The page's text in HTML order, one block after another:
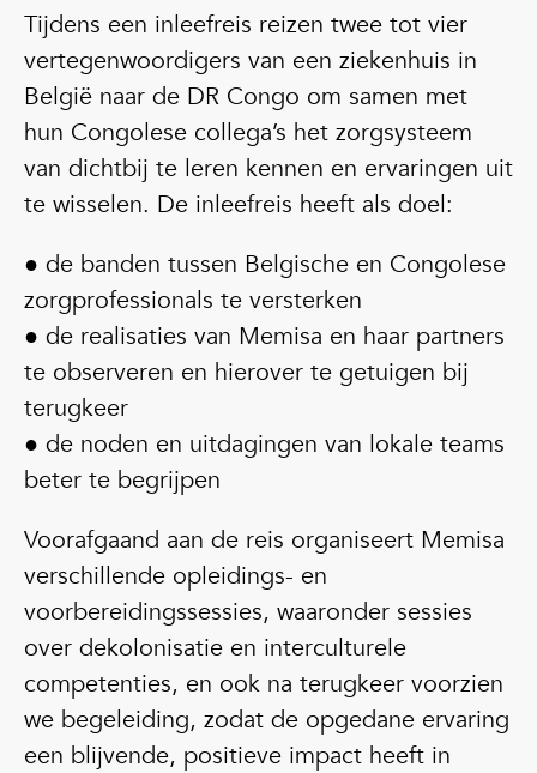
Tijdens een inleefreis reizen twee tot vier
vertegenwoordigers van een ziekenhuis in
België naar de DR Congo om samen met
hun Congolese collega’s het zorgsysteem
van dichtbij te leren kennen en ervaringen uit
te wisselen. De inleefreis heeft als doel:
● de banden tussen Belgische en Congolese
zorgprofessionals te versterken
● de realisaties van Memisa en haar partners
te observeren en hierover te getuigen bij
terugkeer
● de noden en uitdagingen van lokale teams
beter te begrijpen
Voorafgaand aan de reis organiseert Memisa
verschillende opleidings- en
voorbereidingssessies, waaronder sessies
over dekolonisatie en interculturele
competenties, en ook na terugkeer voorzien
we begeleiding, zodat de opgedane ervaring
een blijvende, positieve impact heeft in